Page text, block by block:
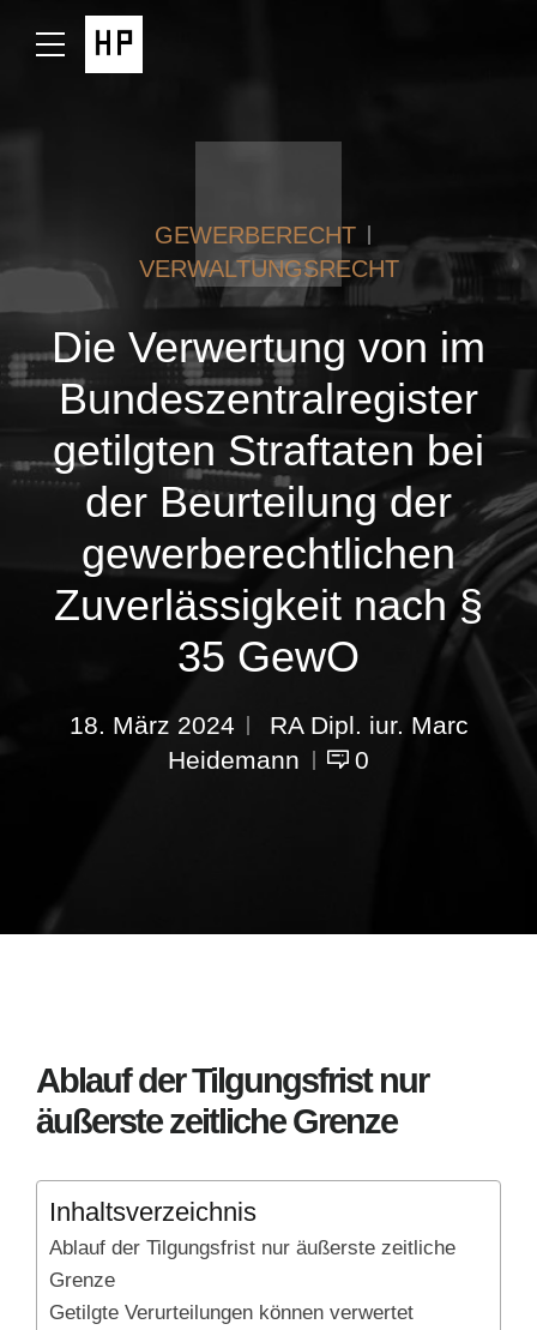
GEWERBERECHT
VERWALTUNGSRECHT
Die Verwertung von im
Bundeszentralregister
getilgten Straftaten bei
der Beurteilung der
gewerberechtlichen
Zuverlässigkeit nach §
35 GewO
18. März 2024
RA Dipl. iur. Marc
Heidemann
0
Ablauf der Tilgungsfrist nur
äußerste zeitliche Grenze
Inhaltsverzeichnis
Ablauf der Tilgungsfrist nur äußerste zeitliche
Grenze
Getilgte Verurteilungen können verwertet